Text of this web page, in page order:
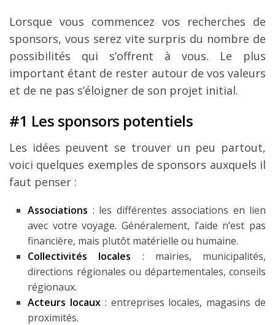
Lorsque vous commencez vos recherches de
sponsors, vous serez vite surpris du nombre de
possibilités qui s’offrent à vous. Le plus
important étant de rester autour de vos valeurs
et de ne pas s’éloigner de son projet initial.
#1 Les sponsors potentiels
Les idées peuvent se trouver un peu partout,
voici quelques exemples de sponsors auxquels il
faut penser :
Associations : les différentes associations en lien
avec votre voyage. Généralement, l’aide n’est pas
financière, mais plutôt matérielle ou humaine.
Collectivités locales : mairies, municipalités,
directions régionales ou départementales, conseils
régionaux.
Acteurs locaux: entreprises locales, magasins de
proximités.